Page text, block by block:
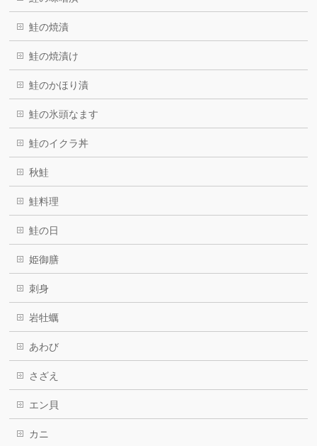
鮭の焼漬
鮭の焼漬け
鮭のかほり漬
鮭の氷頭なます
鮭のイクラ丼
秋鮭
鮭料理
鮭の日
姫御膳
刺身
岩牡蠣
あわび
さざえ
エン貝
カニ